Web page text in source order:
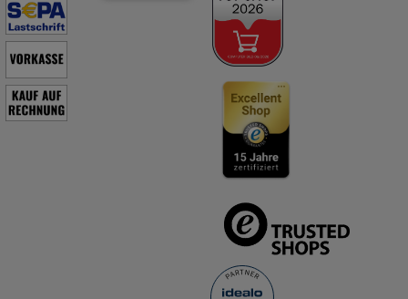
erforderlich um herauszufinden um welche Milbenspezies es
sich handelt.
Was sind Haarlinge?
Haarlinge sind flügellose Insekten, die
unsere Haustiere befallen können. Anders als Läuse saugen
sie kein Blut, sondern ernähren sich von Hautschuppen oder
Wundsekreten. Frontline® tötet Hundehaarlinge zuverlässig
ab.
Wie schütze ich meinen Hundewelpen vor Flöhen und
Auch Hundewelpen können bereits von Parasiten
befallen sein. Vor allem Flöhe können den Kleinen zu schaffen
machen und bei massivem Befall sogar eine Blutarmut
ersten Lebenstag eingesetzt werden. Es tötet Flöhe
zuverlässig ab und kann genau auf das Gewicht des Welpen
Kann Frontline® Spot On auch bei anderen Tieren
Frontline® ist zugelassen zur
Anwendung bei Hunden und Katzen.